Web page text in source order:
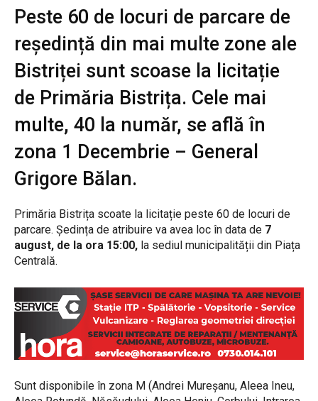
Peste 60 de locuri de parcare de
reședință din mai multe zone ale
Bistriței sunt scoase la licitație
de Primăria Bistrița. Cele mai
multe, 40 la număr, se află în
zona 1 Decembrie – General
Grigore Bălan.
Primăria Bistrița scoate la licitație peste 60 de locuri de
parcare. Ședința de atribuire va avea loc în data de 7
august, de la ora 15:00, la sediul municipalității din Piața
Centrală.
Sunt disponibile în zona M (Andrei Mureșanu, Aleea Ineu,